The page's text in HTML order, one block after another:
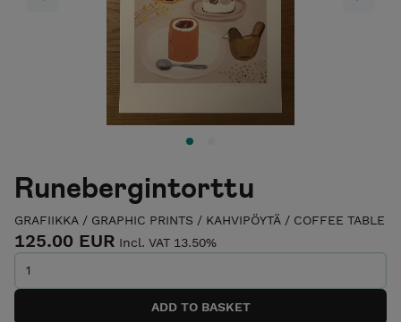
Previous Next
Runebergintorttu
GRAFIIKKA / GRAPHIC PRINTS / KAHVIPÖYTÄ / COFFEE TABLE
125.00 EUR Incl. VAT 13.50%